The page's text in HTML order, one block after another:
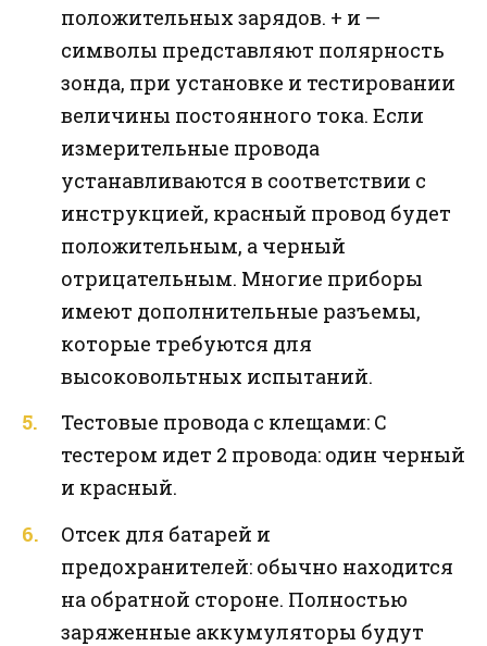
положительных зарядов. + и —
символы представляют полярность
зонда, при установке и тестировании
величины постоянного тока. Если
измерительные провода
устанавливаются в соответствии с
инструкцией, красный провод будет
положительным, а черный
отрицательным. Многие приборы
имеют дополнительные разъемы,
которые требуются для
высоковольтных испытаний.
Тестовые провода с клещами: С
тестером идет 2 провода: один черный
и красный.
Отсек для батарей и
предохранителей: обычно находится
на обратной стороне. Полностью
заряженные аккумуляторы будут